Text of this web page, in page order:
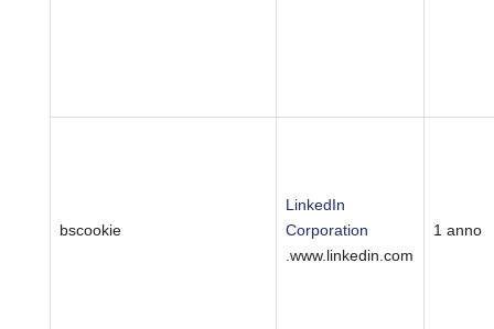
bscookie
LinkedIn
Corporation
.www.linkedin.com
1 anno